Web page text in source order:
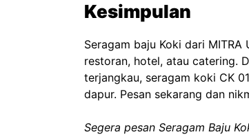
Kesimpulan
Seragam baju Koki dari
restoran, hotel, atau catering.
terjangkau, seragam koki CK
dapur. Pesan sekarang dan
Segera pesan Seragam Baju